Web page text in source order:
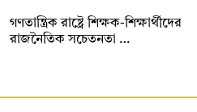
গণতান্ত্রিক রাষ্ট্রে শিক্ষক-শিক্ষার্থীদের
রাজনৈতিক সচেতনতা …